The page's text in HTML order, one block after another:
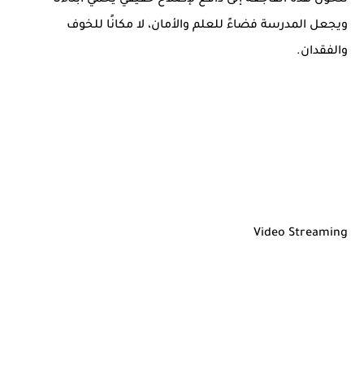
ويجعل المدرسة فضاءً للعلم والأمان، لا مكانًا للخوف
والفقدان.
Video Streaming